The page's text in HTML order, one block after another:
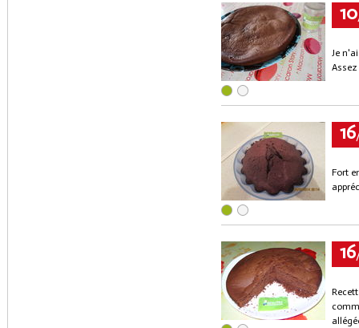
10
Je
16
Fort
16